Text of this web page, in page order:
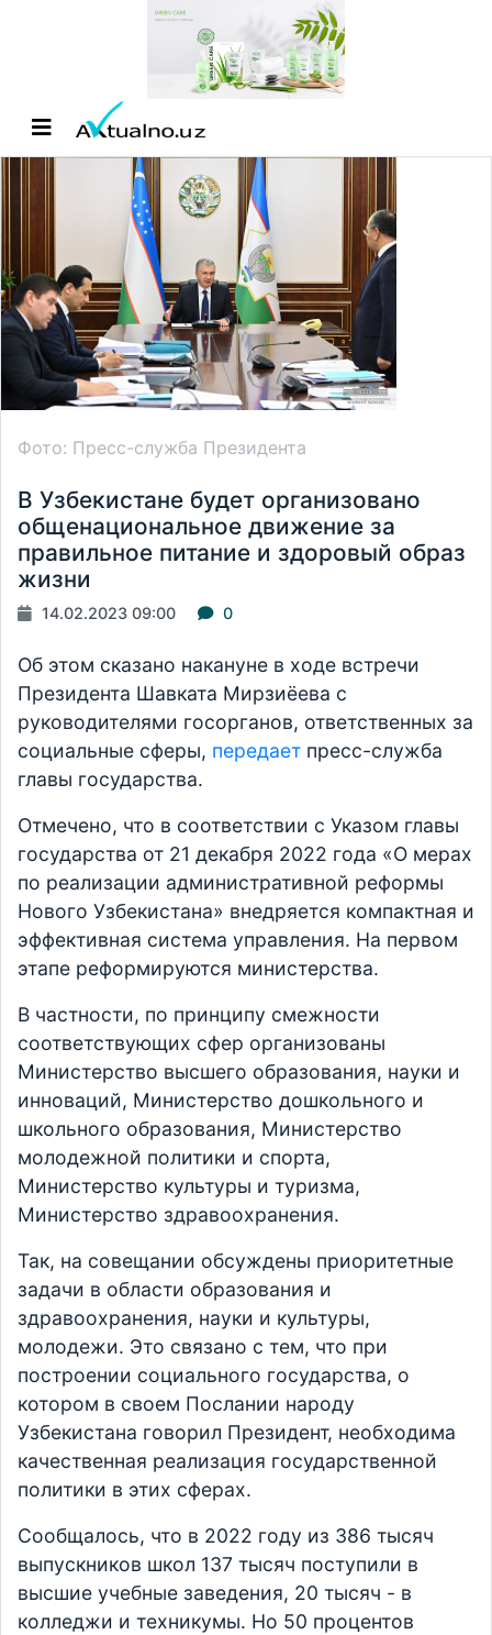
Фото: Пресс-служба Президента
В Узбекистане будет организовано
общенациональное движение за
правильное питание и здоровый образ
жизни
14.02.2023 09:00 0
Об этом сказано накануне в ходе встречи
Президента Шавката Мирзиёева с
руководителями госорганов, ответственных за
социальные сферы, передает пресс-служба
главы государства.
Отмечено, что в соответствии с Указом главы
государства от 21 декабря 2022 года «О мерах
по реализации административной реформы
Нового Узбекистана» внедряется компактная и
эффективная система управления. На первом
этапе реформируются министерства.
В частности, по принципу смежности
соответствующих сфер организованы
Министерство высшего образования, науки и
инноваций, Министерство дошкольного и
школьного образования, Министерство
молодежной политики и спорта,
Министерство культуры и туризма,
Министерство здравоохранения.
Так, на совещании обсуждены приоритетные
задачи в области образования и
здравоохранения, науки и культуры,
молодежи. Это связано с тем, что при
построении социального государства, о
котором в своем Послании народу
Узбекистана говорил Президент, необходима
качественная реализация государственной
политики в этих сферах.
Сообщалось, что в 2022 году из 386 тысяч
выпускников школ 137 тысяч поступили в
высшие учебные заведения, 20 тысяч - в
колледжи и техникумы. Но 50 процентов